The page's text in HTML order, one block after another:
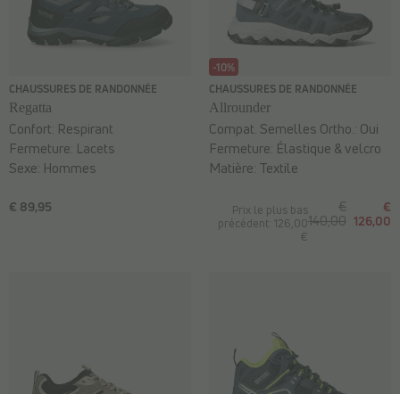
CHAUSSURES DE RANDONNÉE
Regatta
€ 89,95
Confort: Respirant
Fermeture: Lacets
Sexe: Hommes
-10%
CHAUSSURES DE RANDONNÉE
Allrounder
Prix le plus bas
précédent: 126,00
€
€
140,00
€
126,00
Compat. Semelles Ortho.: Oui
Fermeture: Élastique & velcro
Matière: Textile